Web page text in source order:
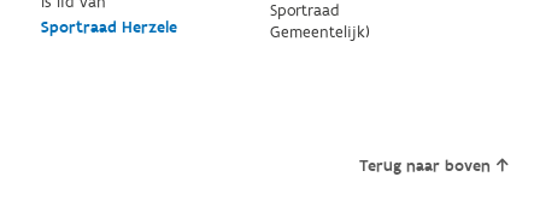
Sportraad Herzele
Sportraad
Gemeentelijk)
Terug naar boven